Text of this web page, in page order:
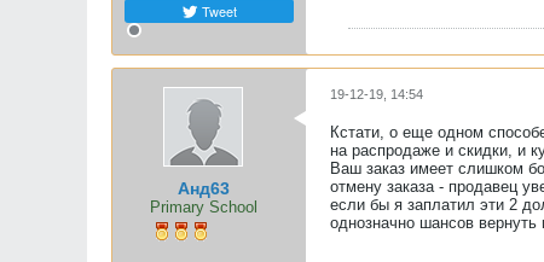
Tweet
Анд63
Primary School
19-12-19, 14:54
Кстати, о еще одном
на распродаже и скидки, и
Ваш заказ имеет слишком
отмену заказа - продавец
если бы я заплатил эти 2
однозначно шансов